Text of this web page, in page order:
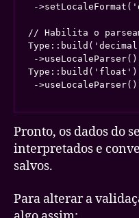
-
// Habilita o
-
Type::build('float')
-
Pronto, os dados do
interpretados e
salvos.
Para alterar a